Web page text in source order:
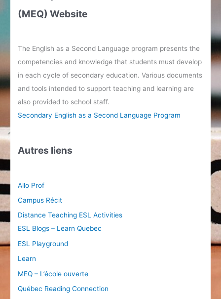
(MEQ) Website
The English as a Second Language program presents the
competencies and knowledge that students must develop
in each cycle of secondary education. Various documents
and tools intended to support teaching and learning are
also provided to school staff.
Secondary English as a Second Language Program
Autres liens
Allo Prof
Campus Récit
Distance Teaching ESL Activities
ESL Blogs – Learn Quebec
ESL Playground
Learn
MEQ – L’école ouverte
Québec Reading Connection